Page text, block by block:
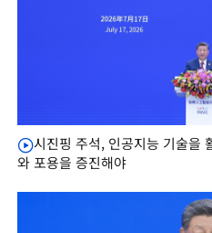
시진핑 주석, 인공지능 기술을
와 포용을 증진해야